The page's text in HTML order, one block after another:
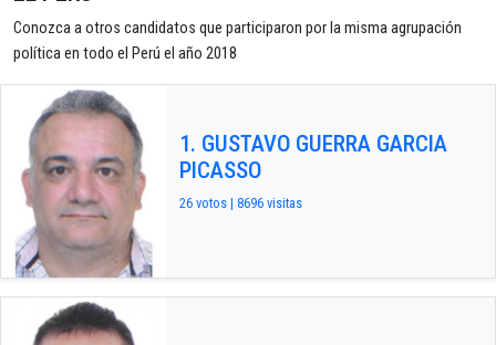
Conozca a otros candidatos que participaron por la misma agrupación
política en todo el Perú el año 2018
1. GUSTAVO GUERRA GARCIA
PICASSO
26 votos | 8696 visitas